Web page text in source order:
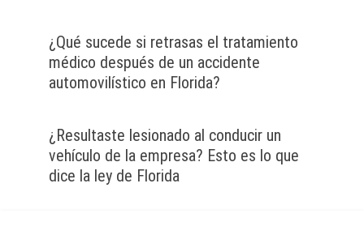
¿Qué sucede si retrasas el tratamiento
médico después de un accidente
automovilístico en Florida?
¿Resultaste lesionado al conducir un
vehículo de la empresa? Esto es lo que
dice la ley de Florida